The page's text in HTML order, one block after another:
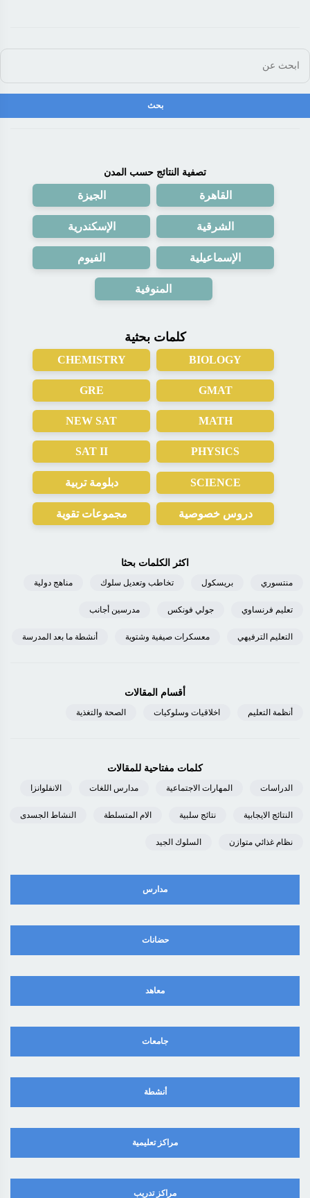
تصفية النتائج حسب المدن
القاهرة الجيزة
الشرقية الإسكندرية
الإسماعيلية الفيوم
المنوفية
كلمات بحثية
BIOLOGY
CHEMISTRY
GMAT
GRE
MATH
NEW SAT
PHYSICS
SAT II
SCIENCE دبلومة تربية
دروس خصوصية مجموعات تقوية
اكثر الكلمات بحثا
منتسوري بريسكول تخاطب وتعديل سلوك مناهج دولية
تعليم فرنساوي جولي فونكس مدرسين أجانب
التعليم الترفيهي معسكرات صيفية وشتوية أنشطة ما بعد المدرسة
أقسام المقالات
أنظمة التعليم اخلاقيات وسلوكيات الصحة والتغذية
كلمات مفتاحية للمقالات
الدراسات المهارات الاجتماعية مدارس اللغات الانفلوانزا
النتائج الايجابية نتائج سلبية الام المتسلطة النشاط الجسدى
نظام غذائي متوازن السلوك الجيد
مدارس
حضانات
معاهد
جامعات
أنشطة
مراكز تعليمية
مراكز تدريب